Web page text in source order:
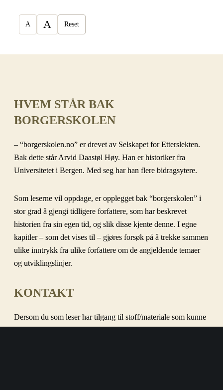
A A Reset
HVEM STÅR BAK
BORGERSKOLEN
– “borgerskolen.no” er drevet av Selskapet for Etterslekten.
Bak dette står Arvid Daastøl Høy. Han er historiker fra
Universitetet i Bergen. Med seg har han flere bidragsytere.
Som leserne vil oppdage, er opplegget bak “borgerskolen” i
stor grad å gjengi tidligere forfattere, som har beskrevet
historien fra sin egen tid, og slik disse kjente denne. I egne
kapitler – som det vises til – gjøres forsøk på å trekke sammen
ulike inntrykk fra ulike forfattere om de angjeldende temaer
og utviklingslinjer.
KONTAKT
Dersom du som leser har tilgang til stoff/materiale som kunne